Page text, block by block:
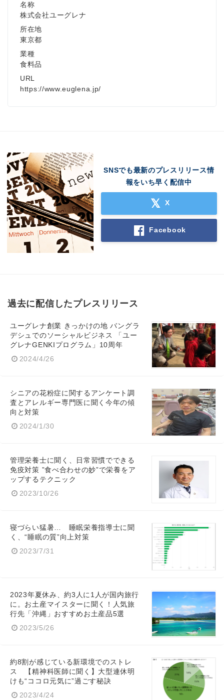
名称
株式会社ユーグレナ
所在地
東京都
業種
食料品
URL
https://www.euglena.jp/
SNSでも最新のプレスリリース情
報をいち早く配信中
X
Facebook
過去に配信したプレスリリース
ユーグレナ創業 きっかけの地 バングラ
デシュでのソーシャルビジネス 「ユー
グレナGENKIプログラム」10周年
2024/4/26
シニアの花粉症に関するアンケート調
査とアレルギー専門医に聞く今年の傾
向と対策
2024/1/30
管理栄養士に聞く、日常習慣でできる
免疫対策 ”食べ合わせの妙”で栄養をア
ップするテクニック
2023/10/26
寝づらい猛暑… 睡眠栄養指導士に聞
く、“睡眠の質”向上対策
2023/7/31
2023年夏休み、約3人に1人が国内旅行
に。お土産マイスターに聞く！人気旅
行先「沖縄」おすすめお土産品5選
2023/5/26
約8割が感じている新環境でのストレ
ス 【精神科医師に聞く】大型連休明
けも“ココロ元気に”過ごす秘訣
2023/4/24